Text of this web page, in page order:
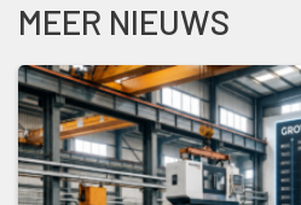
MEER NIEUWS